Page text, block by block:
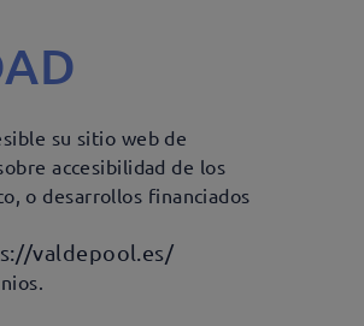
su sitio web de
accesibilidad de los
o desarrollos financiados
valdepool.es/